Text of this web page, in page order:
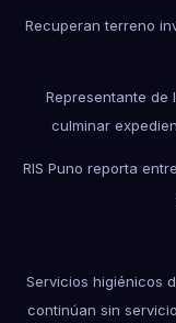
Recuperan terreno
Representante de
culminar
RIS Puno reporta
Servicios higiénicos
continúan sin